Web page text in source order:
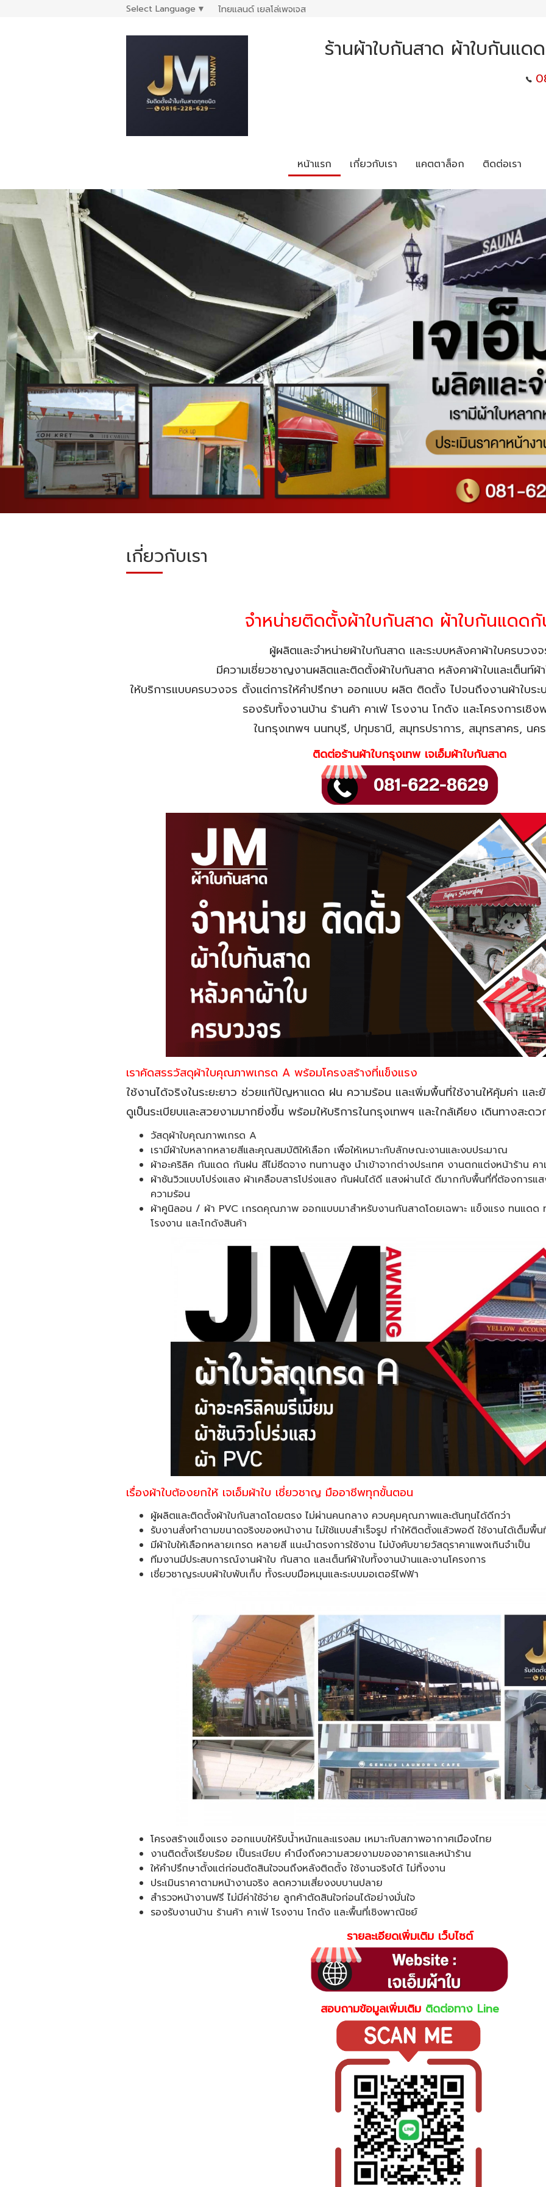
Select Language ▼ ไทยแลนด์ เยลโล่เพจเจส
ร้านผ้าใบกันสาด ผ้าใบกันแด
หน้าแรก เกี่ยวกับเรา แคตตาล็อก ติดต่อเรา
เกี่ยวกับเรา
จำหน่ายติดตั้งผ้าใบกันสาด ผ้าใบกันแดด
ผู้ผลิตและจำหน่ายผ้าใบกันสาด และระบบหลังคาผ้าใบครบวง
มีความเชี่ยวชาญงานผลิตและติดตั้งผ้าใบกันสาด หลังคาผ้าใบและเต็นท์ผ้า
ให้บริการแบบครบวงจร ตั้งแต่การให้คำปรึกษา ออกแบบ ผลิต ติดตั้ง ไปจนถึงงานผ้าใบระ
รองรับทั้งงานบ้าน ร้านค้า คาเฟ่ โรงงาน โกดัง และโครงการเชิ
ในกรุงเทพฯ นนทบุรี, ปทุมธานี, สมุทรปราการ, สมุทรสาคร, นค
ติดต่อร้านผ้าใบกรุงเทพ เจเอ็มผ้าใบกันสาด
เราคัดสรรวัสดุผ้าใบคุณภาพเกรด A พร้อมโครงสร้างที่แข็งแรง
ใช้งานได้จริงในระยะยาว ช่วยแก้ปัญหาแดด ฝน ความร้อน และเพิ่มพื้นที่ใช้งานให้คุ้มค่า แล
ดูเป็นระเบียบและสวยงามมากยิ่งขึ้น พร้อมให้บริการในกรุงเทพฯ และใกล้เคียง เดินทางสะด
วัสดุผ้าใบคุณภาพเกรด A
เรามีผ้าใบหลากหลายสีและคุณสมบัติให้เลือก เพื่อให้เหมาะกับลักษณะงานและงบประมาณ
ผ้าอะคริลิค กันแดด กันฝน สีไม่ซีดจาง ทนทานสูง นำเข้าจากต่างประเทศ งานตกแต่งหน้าร้าน คา
ผ้าซันวิวแบบโปร่งแสง ผ้าเคลือบสารโปร่งแสง กันฝนได้ดี แสงผ่านได้ ดีมากกับพื้นที่ที่ต้องการแ
ความร้อน
ผ้าคูนิลอน / ผ้า PVC เกรดคุณภาพ ออกแบบมาสำหรับงานกันสาดโดยเฉพาะ แข็งแรง ทนแดด
โรงงาน และโกดังสินค้า
เรื่องผ้าใบต้องยกให้ เจเอ็มผ้าใบ เชี่ยวชาญ มืออาชีพทุกขั้นตอน
ผู้ผลิตและติดตั้งผ้าใบกันสาดโดยตรง ไม่ผ่านคนกลาง ควบคุมคุณภาพและต้นทุนได้ดีกว่า
รับงานสั่งทำตามขนาดจริงของหน้างาน ไม่ใช้แบบสำเร็จรูป ทำให้ติดตั้งแล้วพอดี ใช้งานได้เต็มพื้น
มีผ้าใบให้เลือกหลายเกรด หลายสี แนะนำตรงการใช้งาน ไม่บังคับขายวัสดุราคาแพงเกินจำเป็น
ทีมงานมีประสบการณ์งานผ้าใบ กันสาด และเต็นท์ผ้าใบทั้งงานบ้านและงานโครงการ
เชี่ยวชาญระบบผ้าใบพับเก็บ ทั้งระบบมือหมุนและระบบมอเตอร์ไฟฟ้า
โครงสร้างแข็งแรง ออกแบบให้รับน้ำหนักและแรงลม เหมาะกับสภาพอากาศเมืองไทย
งานติดตั้งเรียบร้อย เป็นระเบียบ คำนึงถึงความสวยงามของอาคารและหน้าร้าน
ให้คำปรึกษาตั้งแต่ก่อนตัดสินใจจนถึงหลังติดตั้ง ใช้งานจริงได้ ไม่ทิ้งงาน
ประเมินราคาตามหน้างานจริง ลดความเสี่ยงงบบานปลาย
สำรวจหน้างานฟรี ไม่มีค่าใช้จ่าย ลูกค้าตัดสินใจก่อนได้อย่างมั่นใจ
รองรับงานบ้าน ร้านค้า คาเฟ่ โรงงาน โกดัง และพื้นที่เชิงพาณิชย์
รายละเอียดเพิ่มเติม เว็บไซต์
สอบถามข้อมูลเพิ่มเติม ติดต่อทาง Line